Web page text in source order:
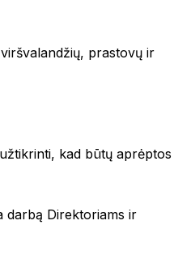
prastovų ir
kad būtų aprėptos
darbą Direktoriams ir